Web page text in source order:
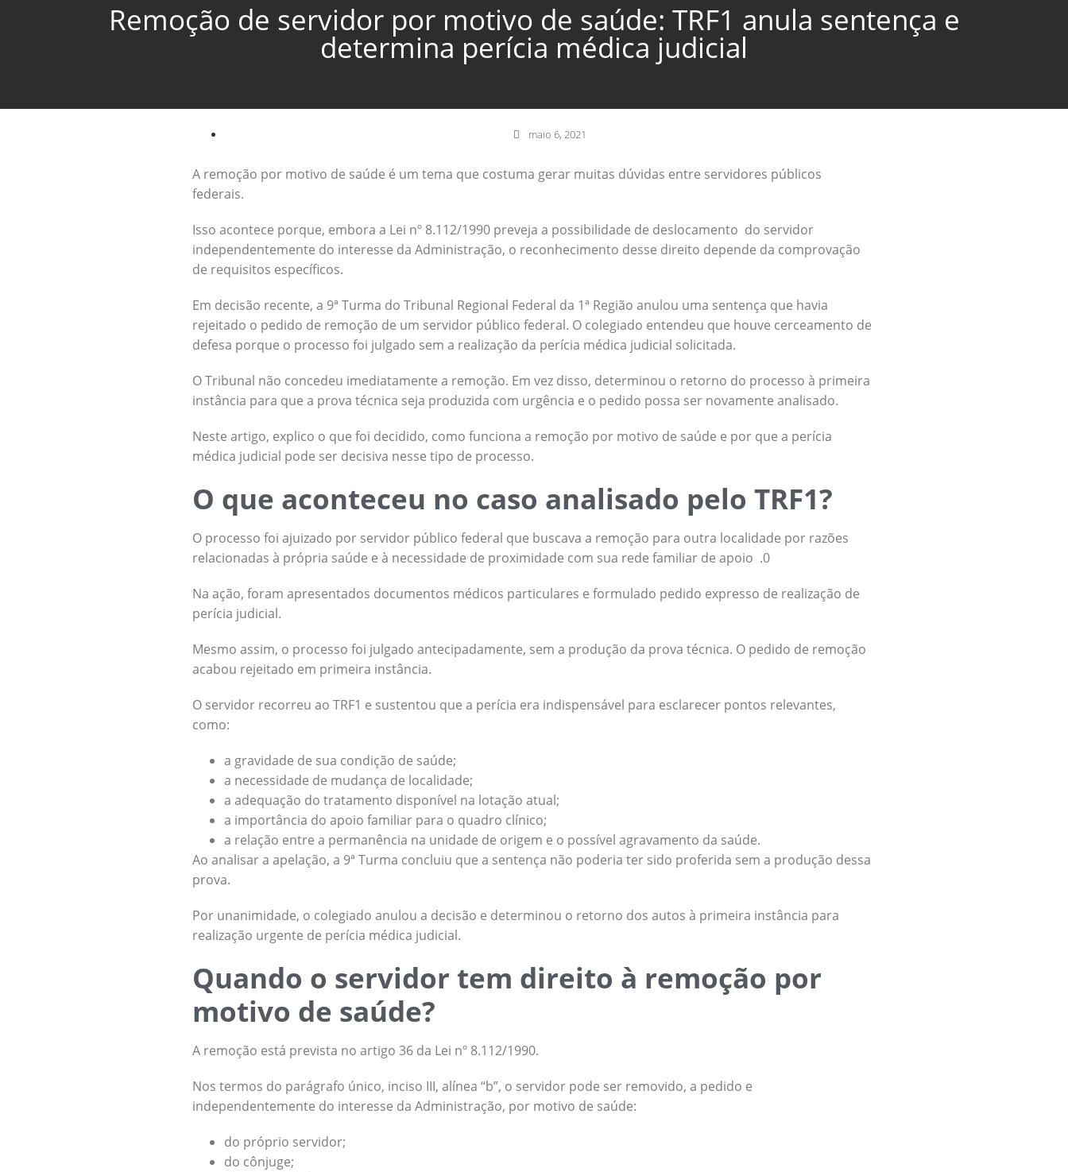
Remoção de servidor por motivo de saúde: TRF1 anula sentença e
determina perícia médica judicial
maio 6, 2021
A remoção por motivo de saúde é um tema que costuma gerar muitas dúvidas entre servidores públicos
federais.
Isso acontece porque, embora a Lei nº 8.112/1990 preveja a possibilidade de deslocamento do servidor
independentemente do interesse da Administração, o reconhecimento desse direito depende da comprovação
de requisitos específicos.
Em decisão recente, a 9ª Turma do Tribunal Regional Federal da 1ª Região anulou uma sentença que havia
rejeitado o pedido de remoção de um servidor público federal. O colegiado entendeu que houve cerceamento de
defesa porque o processo foi julgado sem a realização da perícia médica judicial solicitada.
O Tribunal não concedeu imediatamente a remoção. Em vez disso, determinou o retorno do processo à primeira
instância para que a prova técnica seja produzida com urgência e o pedido possa ser novamente analisado.
Neste artigo, explico o que foi decidido, como funciona a remoção por motivo de saúde e por que a perícia
médica judicial pode ser decisiva nesse tipo de processo.
O que aconteceu no caso analisado pelo TRF1?
O processo foi ajuizado por servidor público federal que buscava a remoção para outra localidade por razões
relacionadas à própria saúde e à necessidade de proximidade com sua rede familiar de apoio .0
Na ação, foram apresentados documentos médicos particulares e formulado pedido expresso de realização de
perícia judicial.
Mesmo assim, o processo foi julgado antecipadamente, sem a produção da prova técnica. O pedido de remoção
acabou rejeitado em primeira instância.
O servidor recorreu ao TRF1 e sustentou que a perícia era indispensável para esclarecer pontos relevantes,
como:
a gravidade de sua condição de saúde;
a necessidade de mudança de localidade;
a adequação do tratamento disponível na lotação atual;
a importância do apoio familiar para o quadro clínico;
a relação entre a permanência na unidade de origem e o possível agravamento da saúde.
Ao analisar a apelação, a 9ª Turma concluiu que a sentença não poderia ter sido proferida sem a produção dessa
prova.
Por unanimidade, o colegiado anulou a decisão e determinou o retorno dos autos à primeira instância para
realização urgente de perícia médica judicial.
Quando o servidor tem direito à remoção por
motivo de saúde?
A remoção está prevista no artigo 36 da Lei nº 8.112/1990.
Nos termos do parágrafo único, inciso III, alínea “b”, o servidor pode ser removido, a pedido e
independentemente do interesse da Administração, por motivo de saúde:
do próprio servidor;
do cônjuge;